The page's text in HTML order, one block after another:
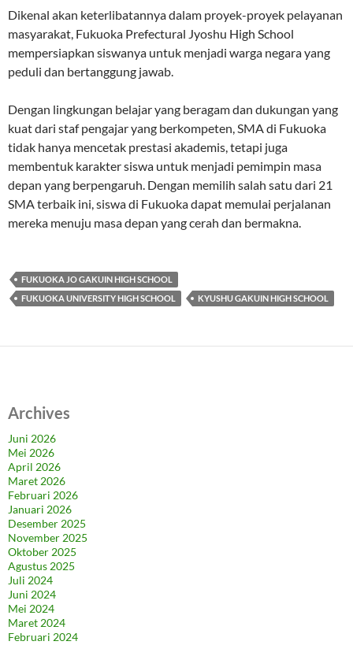
Dikenal akan keterlibatannya dalam proyek-proyek pelayanan
masyarakat, Fukuoka Prefectural Jyoshu High School
mempersiapkan siswanya untuk menjadi warga negara yang
peduli dan bertanggung jawab.
Dengan lingkungan belajar yang beragam dan dukungan yang
kuat dari staf pengajar yang berkompeten, SMA di Fukuoka
tidak hanya mencetak prestasi akademis, tetapi juga
membentuk karakter siswa untuk menjadi pemimpin masa
depan yang berpengaruh. Dengan memilih salah satu dari 21
SMA terbaik ini, siswa di Fukuoka dapat memulai perjalanan
mereka menuju masa depan yang cerah dan bermakna.
FUKUOKA JO GAKUIN HIGH SCHOOL
FUKUOKA UNIVERSITY HIGH SCHOOL
KYUSHU GAKUIN HIGH SCHOOL
Archives
Juni 2026
Mei 2026
April 2026
Maret 2026
Februari 2026
Januari 2026
Desember 2025
November 2025
Oktober 2025
Agustus 2025
Juli 2024
Juni 2024
Mei 2024
Maret 2024
Februari 2024